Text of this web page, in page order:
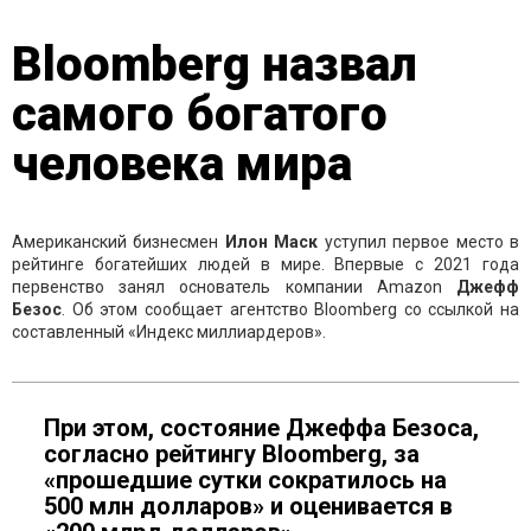
Bloomberg назвал
самого богатого
человека мира
Американский бизнесмен Илон Маск уступил первое место в
рейтинге богатейших людей в мире. Впервые с 2021 года
первенство занял основатель компании Amazon Джефф
Безос . Об этом сообщает агентство Bloomberg со ссылкой на
составленный «Индекс миллиардеров».
При этом, состояние Джеффа Безоса,
согласно рейтингу Bloomberg, за
«прошедшие сутки сократилось на
500 млн долларов» и оценивается в